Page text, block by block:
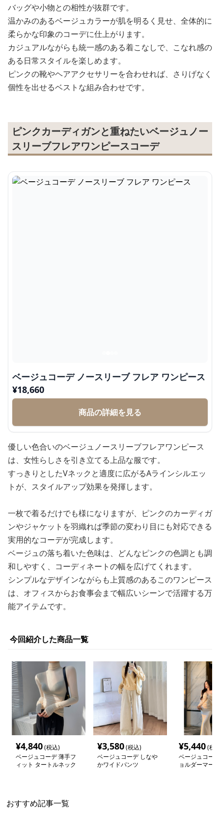
バッグや小物との相性が抜群です。
温かみのあるベージュカラーが肌を明るく見せ、全体的に
柔らかな印象のコーデに仕上がります。
カジュアルながらも統一感のある着こなしで、こなれ感の
ある日常スタイルを楽しめます。
ピンクの靴やヘアアクセサリーを合わせれば、さりげなく
個性を出せるベストな組み合わせです。
ピンクカーディガンと重ねたいベージュノー
スリーブフレアワンピースコーデ
ベージュコーデ ノースリーブ フレア ワンピース
¥18,660
商品の詳細を見る
優しい色合いのベージュノースリーブフレアワンピース
は、女性らしさを引き立てる上品な服です。
すっきりとしたVネックと適度に広がるAラインシルエッ
トが、スタイルアップ効果を発揮します。
一枚で着るだけでも様になりますが、ピンクのカーディガ
ンやジャケットを羽織れば季節の変わり目にも対応できる
実用的なコーデが完成します。
ベージュの落ち着いた色味は、どんなピンクの色調とも調
和しやすく、コーディネートの幅を広げてくれます。
シンプルなデザインながらも上質感のあるこのワンピース
は、オフィスからお食事会まで幅広いシーンで活躍する万
能アイテムです。
今回紹介した商品一覧
¥4,840(税込)
ベージュコーデ 薄手フ
ィット タートルネック
¥3,580(税込)
ベージュコーデ しなや
かワイドパンツ
¥5,440(税
ベージュコー
ョルダーマー
おすすめ記事一覧